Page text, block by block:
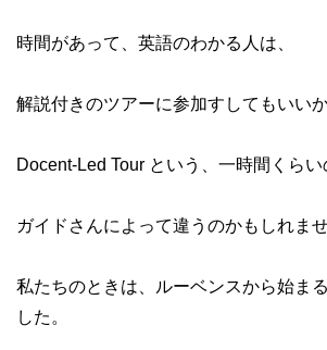
時間があって、英語のわかる人は、
解説付きのツアーに参加すしてもいい
Docent-Led Tour という、一時間くらい
ガイドさんによって違うのかもしれませ
私たちのときは、ルーベンスから始ま
した。